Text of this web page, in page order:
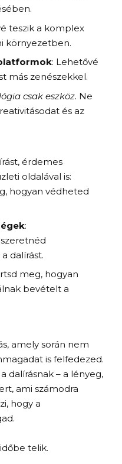
teszik a komplex
környezetben.
: Lehetővé
más zenészekkel.
csak eszköz. Ne
és az
érdemes
oldalával is:
hogyan védheted
:
dalírást.
meg, hogyan
bevételt a
amely során nem
is felfedezed.
dalírásnak – a lényeg,
ami számodra
hogy a
telik.